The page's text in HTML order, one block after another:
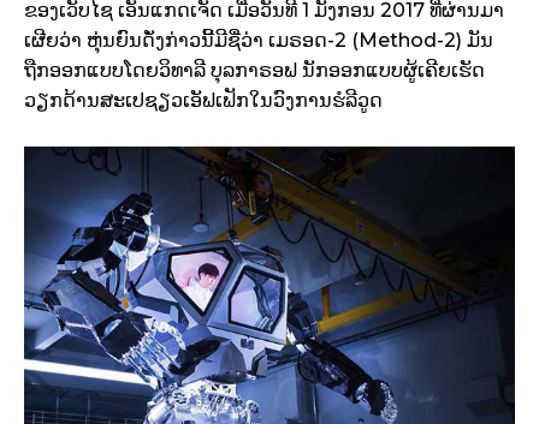
ຂອງເວັບໄຊ ເອັນແກດເຈັດ ເມື່ອວັນທີ 1 ມັງກອນ 2017 ທີ່ຜ່ານມາ
ເຜີຍວ່າ ຫຸ່ນຍົນດັ່ງກ່າວນີ້ມີຊື່ວ່າ ເມຣອດ-2 (Method-2) ມັນ
ຖືກອອກແບບໂດຍວິທາລີ ບຸລກາຣອຟ ນັກອອກແບບຜູ້ເຄີຍເຮັດ
ວຽກດ້ານສະເປຊຽວເອັຟເຟັກໃນວົງການຮໍລີວູດ